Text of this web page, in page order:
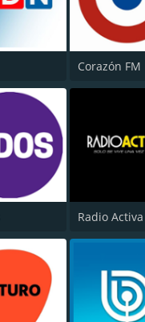
Corazón FM
Radio Activa